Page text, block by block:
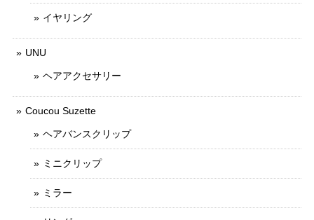
イヤリング
UNU
ヘアアクセサリー
Coucou Suzette
ヘアバンスクリップ
ミニクリップ
ミラー